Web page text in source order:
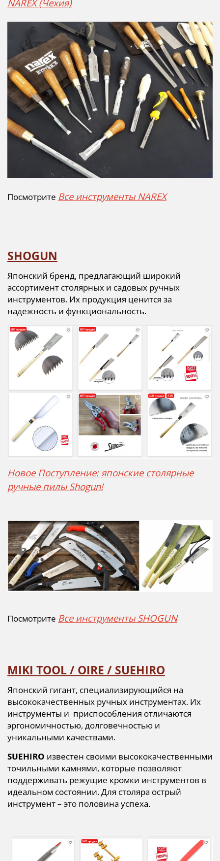
NAREX (Чехия)
Посмотрите Все инструменты NAREX
SHOGUN
Японский бренд, предлагающий широкий
ассортимент столярных и садовых ручных
инструментов. Их продукция ценится за
надежность и функциональность.
Новое Поступление: японские столярные
ручные пилы Shogun!
Посмотрите Все инструменты SHOGUN
MIKI TOOL / OIRE / SUEHIRO
Японский гигант, специализирующийся на
высококачественных ручных инструментах. Их
инструменты и приспособления отличаются
эргономичностью, долговечностью и
уникальными качествами.
SUEHIRO известен своими высококачественными
точильными камнями, которые позволяют
поддерживать режущие кромки инструментов в
идеальном состоянии. Для столяра острый
инструмент – это половина успеха.